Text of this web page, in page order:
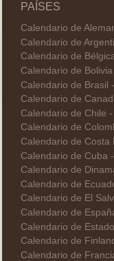
PAÍSES
Calendario de
Calendario de
Calendario de
Calendario de
Calendario de Brasil
Calendario de
Calendario de Chile
Calendario de
Calendario de Costa
Calendario de Cuba
Calendario de
Calendario de
Calendario de El
Calendario de
Calendario de
Calendario de
Calendario de